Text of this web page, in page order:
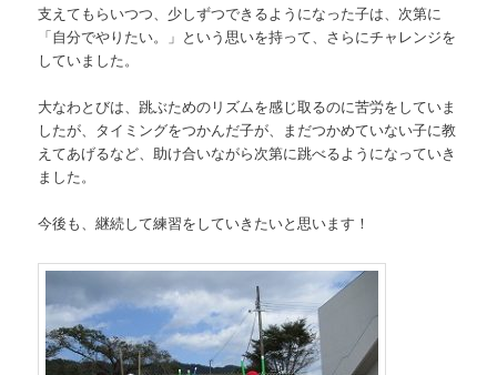
支えてもらいつつ、少しずつできるようになった子は、次第に
「自分でやりたい。」という思いを持って、さらにチャレンジを
していました。
大なわとびは、跳ぶためのリズムを感じ取るのに苦労をしていま
したが、タイミングをつかんだ子が、まだつかめていない子に教
えてあげるなど、助け合いながら次第に跳べるようになっていき
ました。
今後も、継続して練習をしていきたいと思います！